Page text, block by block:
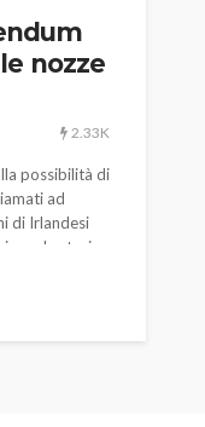
nozze
2.33K
possibilità di
ad
di Irlandesi
la storia.